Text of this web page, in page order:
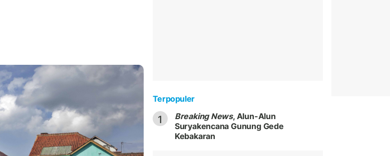
Terpopuler
1 Breaking News, Alun-Alun
Suryakencana Gunung Gede
Kebakaran